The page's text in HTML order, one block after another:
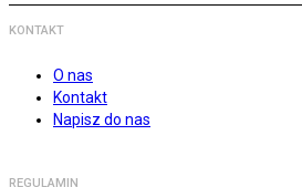
KONTAKT
O nas
Kontakt
Napisz do nas
REGULAMIN